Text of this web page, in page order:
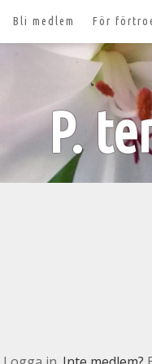
Bli medlem För
Nyheter
Lägg
P.